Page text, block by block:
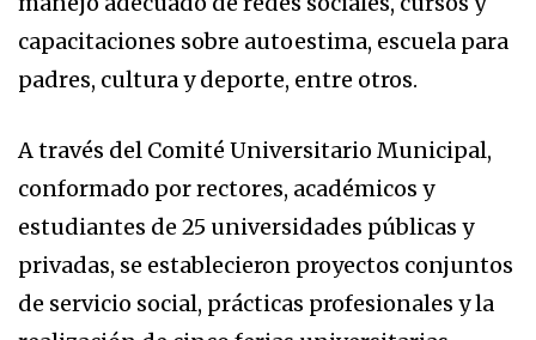
capacitaciones sobre autoestima, escuela para
padres, cultura y deporte, entre otros.
A través del Comité Universitario Municipal,
conformado por rectores, académicos y
estudiantes de 25 universidades públicas y
privadas, se establecieron proyectos conjuntos
de servicio social, prácticas profesionales y la